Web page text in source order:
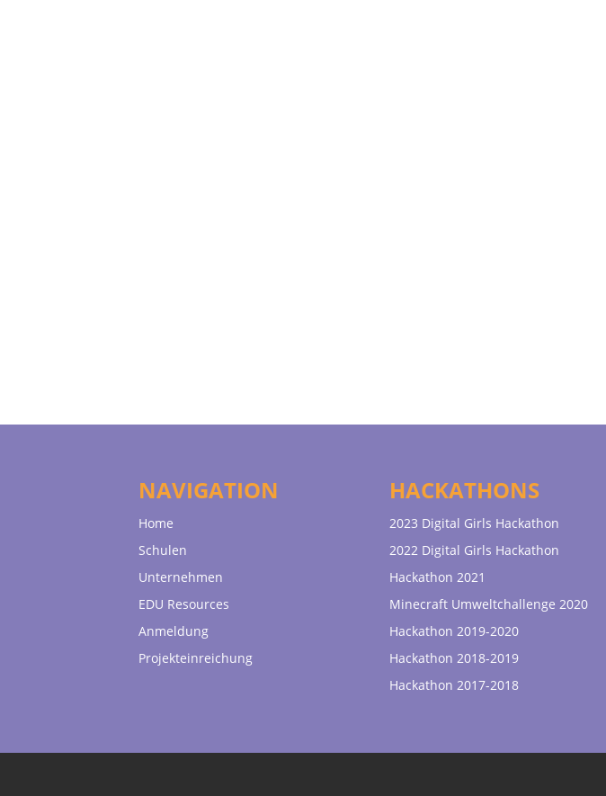
NAVIGATION
Home
Schulen
Unternehmen
EDU Resources
Anmeldung
Projekteinreichung
HACKATHONS
2023 Digital Girls Hackathon
2022 Digital Girls Hackathon
Hackathon 2021
Minecraft Umweltchallenge 2020
Hackathon 2019-2020
Hackathon 2018-2019
Hackathon 2017-2018